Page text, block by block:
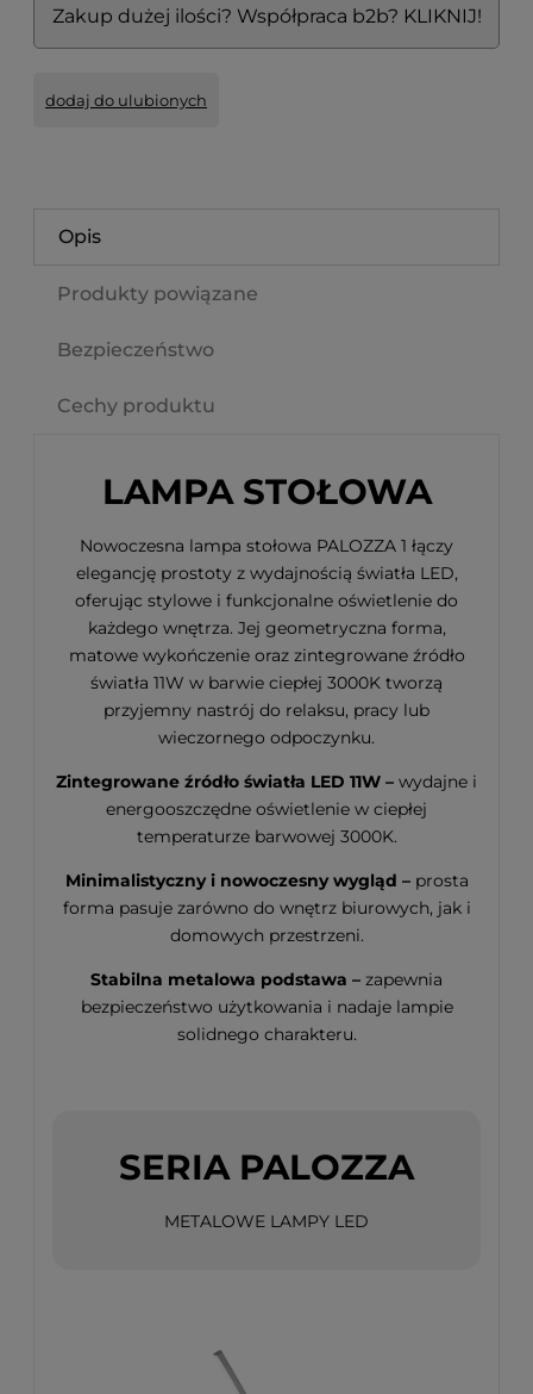
Zakup dużej ilości? Współpraca b2b? KLIKNIJ!
dodaj do ulubionych
Opis
Produkty powiązane
Bezpieczeństwo
Cechy produktu
LAMPA STOŁOWA
Nowoczesna lampa stołowa PALOZZA 1 łączy
elegancję prostoty z wydajnością światła LED,
oferując stylowe i funkcjonalne oświetlenie do
każdego wnętrza. Jej geometryczna forma,
matowe wykończenie oraz zintegrowane źródło
światła 11W w barwie ciepłej 3000K tworzą
przyjemny nastrój do relaksu, pracy lub
wieczornego odpoczynku.
Zintegrowane źródło światła LED 11W – wydajne i
energooszczędne oświetlenie w ciepłej
temperaturze barwowej 3000K.
Minimalistyczny i nowoczesny wygląd – prosta
forma pasuje zarówno do wnętrz biurowych, jak i
domowych przestrzeni.
Stabilna metalowa podstawa – zapewnia
bezpieczeństwo użytkowania i nadaje lampie
solidnego charakteru.
SERIA PALOZZA
METALOWE LAMPY LED